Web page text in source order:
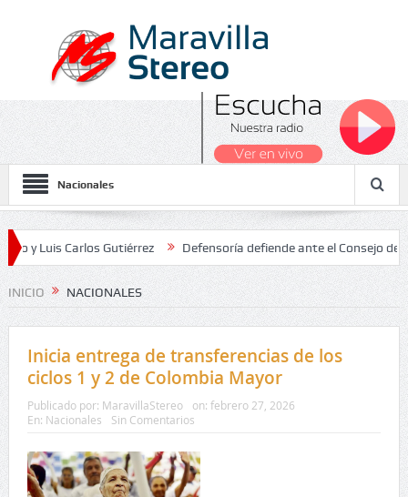
Nacionales
Gutiérrez Defensoría defiende ante el Consejo de Estado el
2026
INICIO NACIONALES
Inicia entrega de transferencias de los
ciclos 1 y 2 de Colombia Mayor
Publicado por: MaravillaStereo on: febrero 27, 2026
En: Nacionales Sin Comentarios